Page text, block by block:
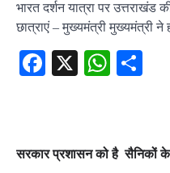
भारत दर्शन यात्रा पर उत्तराखंड
छात्राएं – मुख्यमंत्री मुख्यमंत्री
Facebook
X
सरकार प्रशासन को है सैनिकों के